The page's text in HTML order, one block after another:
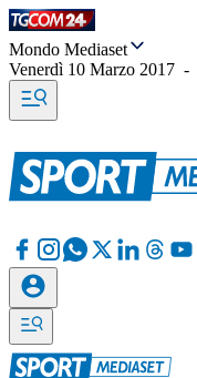
Mondo Mediaset
Venerdì 10 Marzo 2017 -